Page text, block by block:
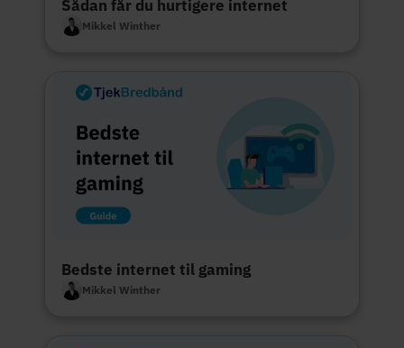
Sådan får du hurtigere internet
Mikkel Winther
Bedste internet til gaming
Mikkel Winther